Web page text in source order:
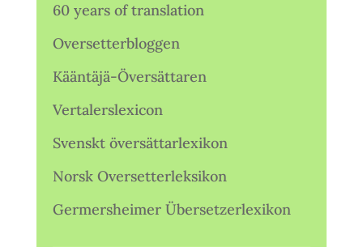
60 years of translation
Oversetterbloggen
Kääntäjä-Översättaren
Vertalerslexicon
Svenskt översättarlexikon
Norsk Oversetterleksikon
Germersheimer Übersetzerlexikon